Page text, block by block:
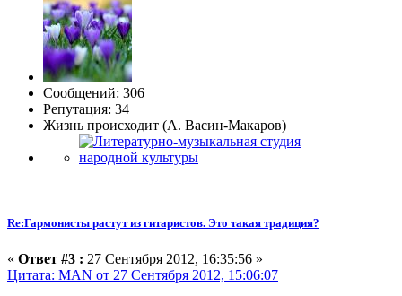
Сообщений: 306
Репутация: 34
Жизнь происходит (А. Васин-Макаров)
Re:Гармонисты растут из гитаристов. Это такая традиция?
« Ответ #3 : 27 Сентября 2012, 16:35:56 »
Цитата: MAN от 27 Сентября 2012, 15:06:07